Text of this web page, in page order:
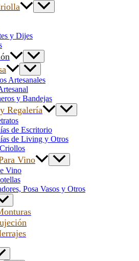
y Dijes
Artesanales
y Bandejas
Regalería
de Escritorio
de Living y Otros
Vino
Vino
Posa Vasos y Otros